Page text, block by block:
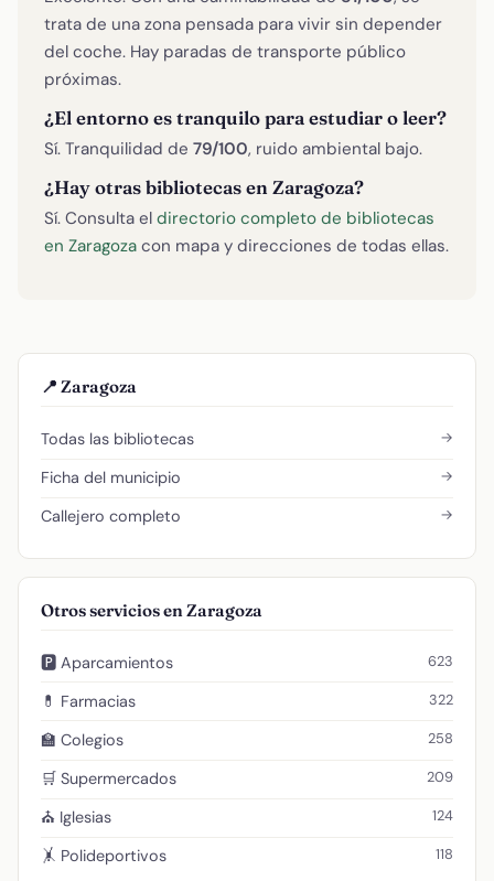
trata de una zona pensada para vivir sin depender
del coche. Hay paradas de transporte público
próximas.
¿El entorno es tranquilo para estudiar o leer?
Sí. Tranquilidad de 79/100, ruido ambiental bajo.
¿Hay otras bibliotecas en Zaragoza?
Sí. Consulta el directorio completo de bibliotecas
en Zaragoza con mapa y direcciones de todas ellas.
📍 Zaragoza
Todas las bibliotecas →
Ficha del municipio →
Callejero completo →
Otros servicios en Zaragoza
🅿️ Aparcamientos 623
💊 Farmacias 322
🏫 Colegios 258
🛒 Supermercados 209
⛪ Iglesias 124
🤸 Polideportivos 118